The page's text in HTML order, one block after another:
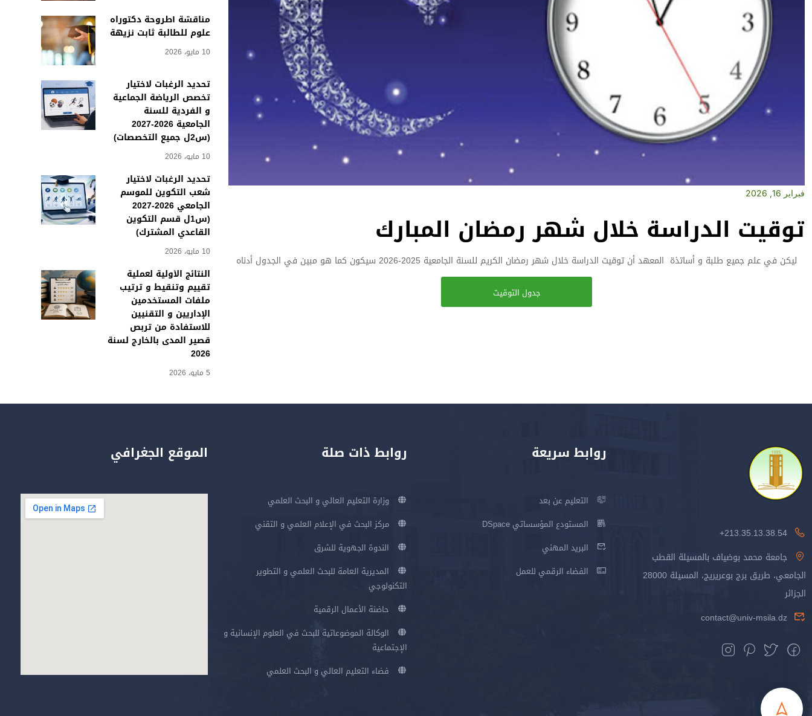
مناقشة أطروحة دكتوراه
علوم للطالبة ثابت نزيهة
10 مايو، 2026
تحديد الرغبات لاختيار
تخصص الرياضة الجماعية
و الفردية للسنة
الجامعية 2026-2027
(س2ل جميع التخصصات)
10 مايو، 2026
تحديد الرغبات لاختيار
شعب التكوين للموسم
الجامعي 2026-2027
(س1ل قسم التكوين
القاعدي المشترك)
10 مايو، 2026
النتائج الأولية لعملية
تقييم وتنقيط و ترتيب
ملفات المستخدمين
الإداريين و التقنيين
للاستفادة من تربص
قصير المدى بالخارج لسنة
2026
5 مايو، 2026
فبراير 16, 2026
توقيت الدراسة خلال شهر رمضان المبارك
ليكن في علم جميع طلبة و أساتذة المعهد أن توقيت الدراسة خلال شهر رمضان الكريم للسنة الجامعية 2025-2026 سيكون كما هو مبين في الجدول أدناه
جدول التوقيت
213.35.13.38.54+
جامعة محمد بوضياف بالمسيلة القطب
الجامعي، طريق برج بوعريريج، المسيلة 28000
الجزائر
contact@univ-msila.dz
روابط سريعة
التعليم عن بعد
المستودع المؤسساتي DSpace
البريد المهني
الفضاء الرقمي للعمل
روابط ذات صلة
وزارة التعليم العالي و البحث العلمي
مركز البحث في الإعلام العلمي و التقني
الندوة الجهوية للشرق
المديرية العامة للبحث العلمي و التطوير
التكنولوجي
حاضنة الأعمال الرقمية
الوكالة الموضوعاتية للبحث في العلوم الإنسانية و
الإجتماعية
فضاء التعليم العالي و البحث العلمي
الموقع الجغرافي